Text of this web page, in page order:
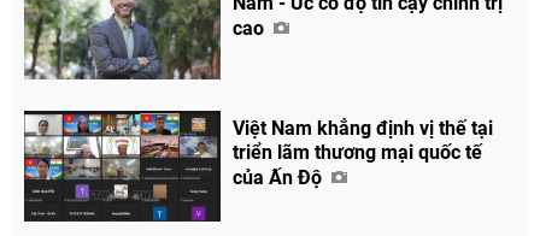
cao
Việt Nam khẳng định vị thế tại
triển lãm thương mại quốc tế
của Ấn Độ